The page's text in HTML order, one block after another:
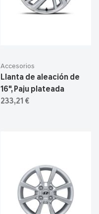
Accesorios
Llanta de aleación de
16", Paju plateada
233,21 €